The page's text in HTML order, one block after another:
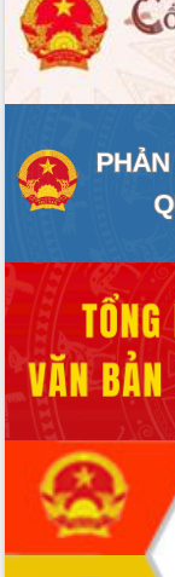
VĂN BẢN HĐND TỈNH
ĐIỂM TIN VĂN BẢN